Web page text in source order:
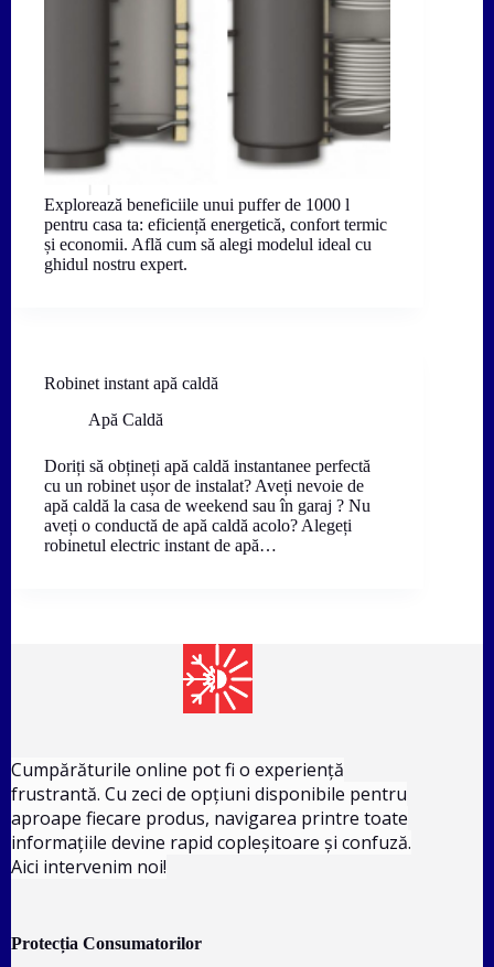
Explorează beneficiile unui puffer de 1000 l
pentru casa ta: eficiență energetică, confort termic
și economii. Află cum să alegi modelul ideal cu
ghidul nostru expert.
Robinet instant apă caldă
Apă Caldă
Doriți să obțineți apă caldă instantanee perfectă
cu un robinet ușor de instalat? Aveți nevoie de
apă caldă la casa de weekend sau în garaj ? Nu
aveți o conductă de apă caldă acolo? Alegeți
robinetul electric instant de apă…
Cumpărăturile online pot fi o experiență
frustrantă. Cu zeci de opțiuni disponibile pentru
aproape fiecare produs, navigarea printre toate
informațiile devine rapid copleșitoare și confuză.
Aici intervenim noi!
Protecția Consumatorilor